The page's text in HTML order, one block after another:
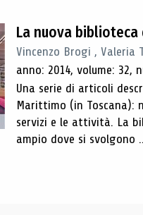
La nuova
Vincenzo Brogi , Valeria
anno: 2014, volume: 32,
Una serie di articoli
Marittimo (in Toscana):
servizi e le attività. La
ampio dove si svolgono